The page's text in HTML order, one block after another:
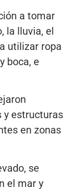
a tomar
la lluvia, el
utilizar ropa
boca, e
y estructuras
en zonas
se
el mar y